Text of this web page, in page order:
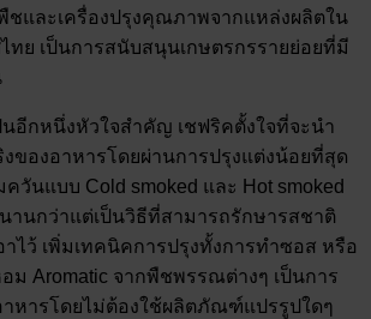
และเครื่องปรุงคุณภาพจากแหล่งผลิตใน
ทย เป็นการสนับสนุนเกษตรกรรายย่อยที่มี
อีกหนึ่งหัวใจสำคัญ เชฟริคตั้งใจที่จะนำ
ของอาหารโดยผ่านการปรุงแต่งน้อยที่สุด
วันแบบ Cold smoked และ Hot smoked
านกว่าแต่เป็นวิธีที่สามารถรักษารสชาติ
าไว้ เพิ่มเทคนิคการปรุงทั้งการทำซอส หรือ
ม Aromatic จากพืชพรรณต่างๆ เป็นการ
หารโดยไม่ต้องใช้ผลิตภัณฑ์แปรรูปใดๆ